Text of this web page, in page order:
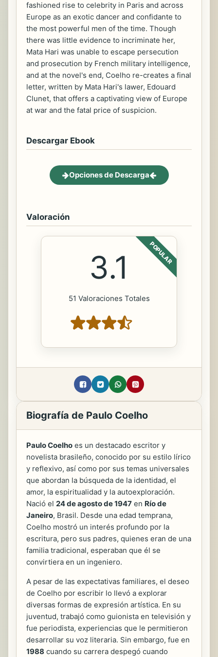
fashioned rise to celebrity in Paris and across
Europe as an exotic dancer and confidante to
the most powerful men of the time. Though
there was little evidence to incriminate her,
Mata Hari was unable to escape persecution
and prosecution by French military intelligence,
and at the novel's end, Coelho re-creates a final
letter, written by Mata Hari's lawer, Edouard
Clunet, that offers a captivating view of Europe
at war and the fatal price of suspicion.
Descargar Ebook
Opciones de Descarga
Valoración
POPULAR
3.1
51 Valoraciones Totales
Biografía de Paulo Coelho
Paulo Coelho es un destacado escritor y
novelista brasileño, conocido por su estilo lírico
y reflexivo, así como por sus temas universales
que abordan la búsqueda de la identidad, el
amor, la espiritualidad y la autoexploración.
Nació el 24 de agosto de 1947 en Río de
Janeiro, Brasil. Desde una edad temprana,
Coelho mostró un interés profundo por la
escritura, pero sus padres, quienes eran de una
familia tradicional, esperaban que él se
convirtiera en un ingeniero.
A pesar de las expectativas familiares, el deseo
de Coelho por escribir lo llevó a explorar
diversas formas de expresión artística. En su
juventud, trabajó como guionista en televisión y
fue periodista, experiencias que le permitieron
desarrollar su voz literaria. Sin embargo, fue en
1988 cuando su carrera despegó cuando